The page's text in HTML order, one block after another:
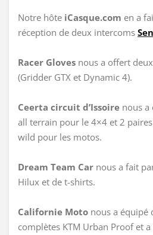
Notre hôte iCasque.com en a
réception de deux intercoms
Racer Gloves nous a offert
(Gridder GTX et Dynamic 4).
Ceerta circuit d’Issoire nous a
all terrain pour le 4×4 et 2
wild pour les motos.
Dream Team Car nous a fait
Hilux et de t-shirts.
Californie Moto nous a équipé
complètes KTM Urban Proof et